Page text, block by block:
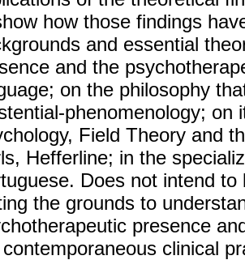
how those findings
and essential
and the
on the philosophy
phenomenology; on
Field Theory and
Hefferline; in the
Does not intend
the grounds to
presence
clinical